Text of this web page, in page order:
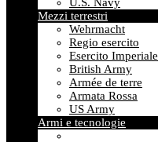
Mezzi terrestri
Wehrmacht
Regio esercito
Esercito Imperiale
British Army
Armée de terre
Armata Rossa
US Army
Armi e tecnologie